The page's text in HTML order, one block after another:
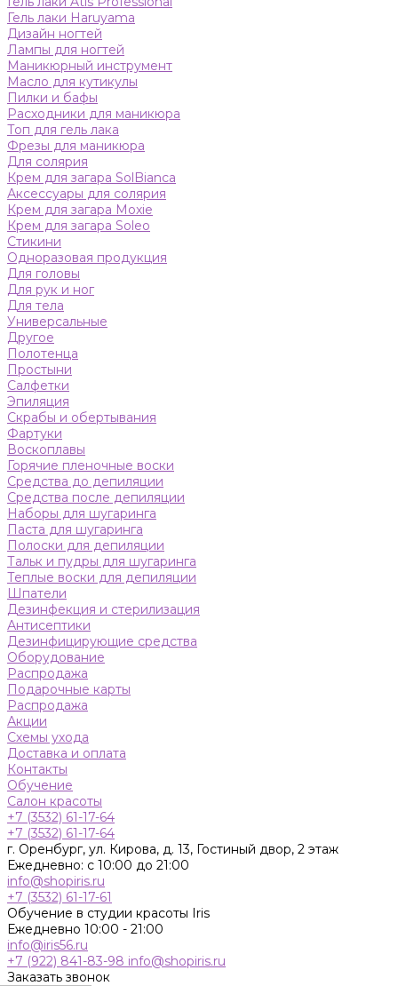
Гель лаки Haruyama
Дизайн ногтей
Лампы для ногтей
Маникюрный инструмент
Масло для кутикулы
Пилки и бафы
Расходники для маникюра
Топ для гель лака
Фрезы для маникюра
Для солярия
Крем для загара SolBianca
Аксессуары для солярия
Крем для загара Moxie
Крем для загара Soleo
Стикини
Одноразовая продукция
Для головы
Для рук и ног
Для тела
Универсальные
Другое
Полотенца
Простыни
Салфетки
Эпиляция
Скрабы и обертывания
Фартуки
Воскоплавы
Горячие пленочные воски
Средства до депиляции
Средства после депиляции
Наборы для шугаринга
Паста для шугаринга
Полоски для депиляции
Тальк и пудры для шугаринга
Теплые воски для депиляции
Шпатели
Дезинфекция и стерилизация
Антисептики
Дезинфицирующие средства
Оборудование
Распродажа
Подарочные карты
Распродажа
Акции
Схемы ухода
Доставка и оплата
Контакты
Обучение
Салон красоты
+7 (3532) 61-17-64
+7 (3532) 61-17-64
г. Оренбург, ул. Кирова, д. 13, Гостиный двор, 2 этаж
Ежедневно: с 10:00 до 21:00
info@shopiris.ru
+7 (3532) 61-17-61
Обучение в студии красоты Iris
Ежедневно 10:00 - 21:00
info@iris56.ru
+7 (922) 841-83-98 info@shopiris.ru
Заказать звонок